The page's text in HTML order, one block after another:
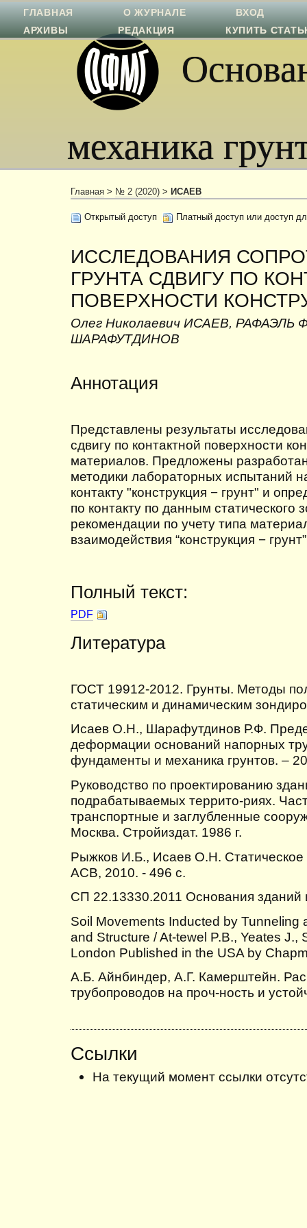
механика
ГЛАВНАЯ О ЖУРНАЛЕ
ВХОД
АРХИВЫ
РЕДАКЦИЯ КУПИТЬ
Главная > № 2 (2020) > ИСАЕВ
Открытый доступ Платный доступ или доступ
ИССЛЕДОВАНИЯ
ГРУНТА СДВИГУ ПО
ПОВЕРХНОСТИ
Олег Николаевич ИСАЕВ, РАФАЭЛЬ
ШАРАФУТДИНОВ
Аннотация
Представлены результаты
сдвигу по контактной поверхности
материалов. Предложены
методики лабораторных испытаний
контакту "конструкция − грунт" и
по контакту по данным
рекомендации по учету типа
взаимодействия “конструкция −
Полный текст:
PDF
Литература
ГОСТ 19912-2012. Грунты. Методы
статическим и динамическим
Исаев О.Н., Шарафутдинов Р.Ф.
деформации оснований напорных
фундаменты и механика грунтов. –
Руководство по проектированию
подрабатываемых террито-риях.
транспортные и заглубленные
Москва. Стройиздат. 1986 г.
Рыжков И.Б., Исаев О.Н. Статическое
АСВ, 2010. - 496 с.
СП 22.13330.2011 Основания зданий
Soil Movements Inducted by Tunneling
and Structure / At-tewel P.B., Yeates J.,
London Published in the USA by
А.Б. Айнбиндер, А.Г. Камерштейн.
трубопроводов на проч-ность и
Ссылки
На текущий момент ссылки